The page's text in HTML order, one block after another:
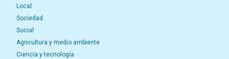
Local
Sociedad
Social
Agricultura y medio ambiente
Ciencia y tecnología